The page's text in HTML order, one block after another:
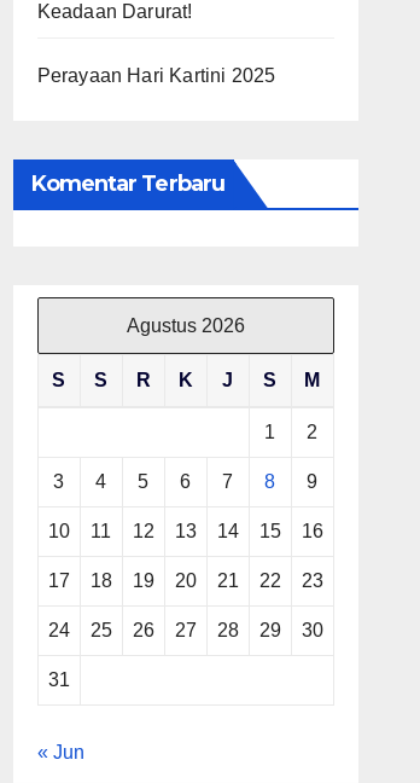
Keadaan Darurat!
Perayaan Hari Kartini 2025
Komentar Terbaru
Agustus 2026
S S R K J S M
1 2
3 4 5 6 7 8 9
10 11 12 13 14 15 16
17 18 19 20 21 22 23
24 25 26 27 28 29 30
31
« Jun